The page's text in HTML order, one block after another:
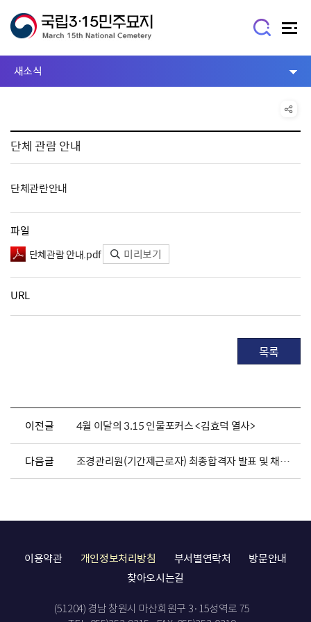
새소식
단체 관람 안내
단체관란안내
파일
단체관람 안내.pdf 미리보기
URL
목록
이전글 4월 이달의 3.15 인물포커스 <김효덕 열사>
다음글 조경관리원(기간제근로자) 최종합격자 발표 및 채용서류 제출 안내
이용약관 개인정보처리방침 부서별연락처
방문안내
찾아오시는길
(51204) 경남 창원시 마산회원구 3·15성역로 75